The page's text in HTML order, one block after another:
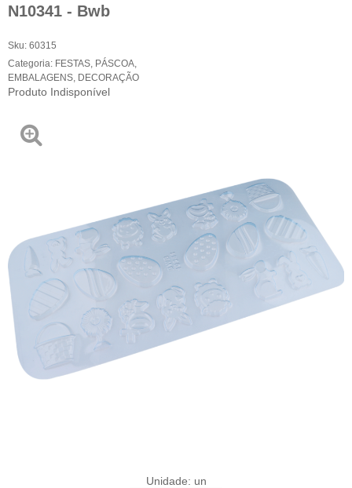
N10341 - Bwb
Sku: 60315
Categoria: FESTAS PÁSCOA
EMBALAGENS DECORAÇÃO
Produto Indisponível
Unidade: un